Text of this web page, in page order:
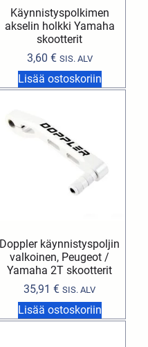
Käynnistyspolkimen
akselin holkki Yamaha
skootterit
3,60 € SIS. ALV
Lisää ostoskoriin
Doppler käynnistyspoljin
valkoinen, Peugeot /
Yamaha 2T skootterit
35,91€ SIS. ALV
Lisää ostoskoriin